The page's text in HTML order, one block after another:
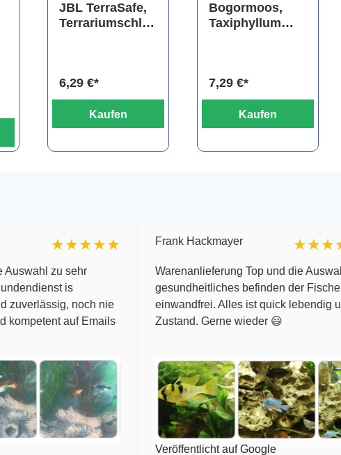
JBL TerraSafe,
Terrariumschlos
6,29 €*
Kaufen
Bogormoos,
Taxiphyllum
7,29 €*
Kaufen
★★★★★
sehr
is
noch nie
auf Emails
Frank Hackmayer ★★★★
Warenanlieferung Top und die Auswahl plus
gesundheitliches befinden der Fische
einwandfrei. Alles ist quick lebendig und im super
Zustand. Gerne wieder 😃
Veröffentlicht auf Google